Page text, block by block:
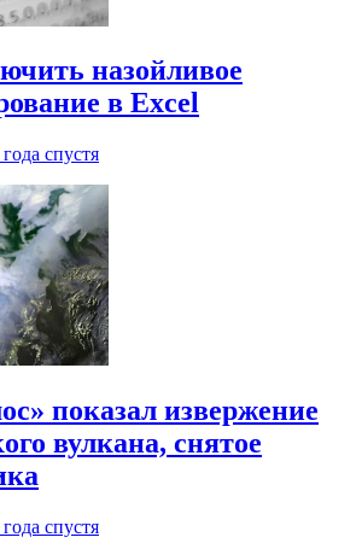
назойливое
в Excel
года спустя
показал извержение
вулкана, снятое
года спустя